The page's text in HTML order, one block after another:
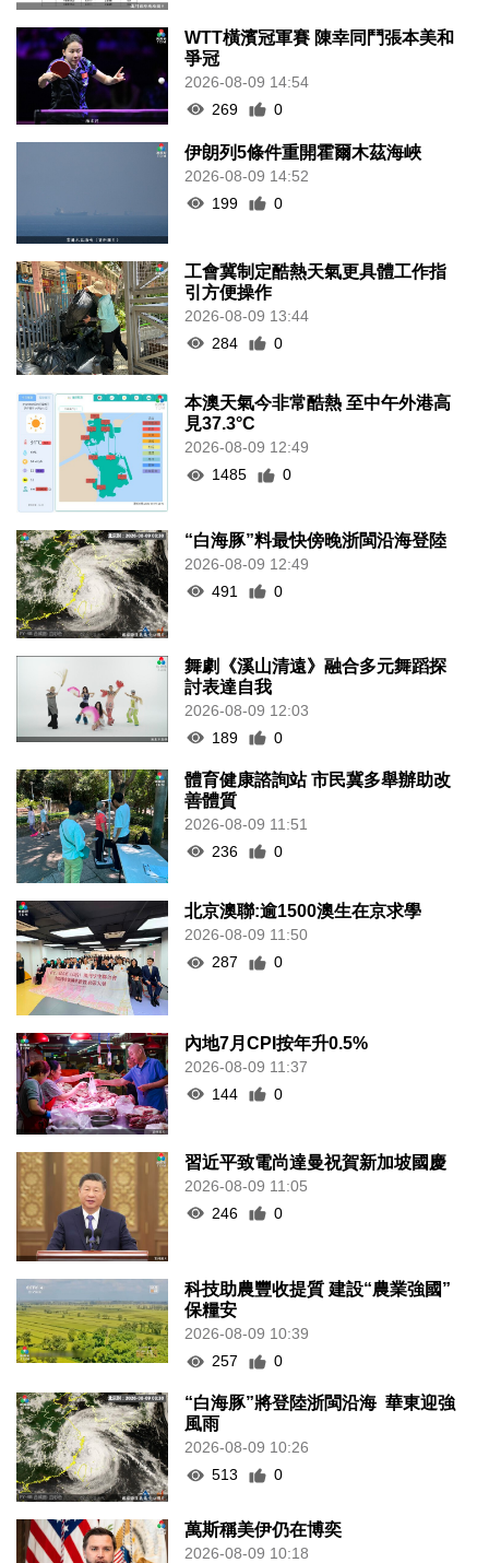
WTT橫濱冠軍賽 陳幸同鬥張本美和
爭冠
2026-08-09 14:54
269
0
伊朗列5條件重開霍爾木茲海峽
2026-08-09 14:52
199
0
工會冀制定酷熱天氣更具體工作指
引方便操作
2026-08-09 13:44
284
0
本澳天氣今非常酷熱 至中午外港高
見37.3°C
2026-08-09 12:49
1485
0
“白海豚”料最快傍晚浙閩沿海登陸
2026-08-09 12:49
491
0
舞劇《溪山清遠》融合多元舞蹈探
討表達自我
2026-08-09 12:03
189
0
體育健康諮詢站 市民冀多舉辦助改
善體質
2026-08-09 11:51
236
0
北京澳聯:逾1500澳生在京求學
2026-08-09 11:50
287
0
內地7月CPI按年升0.5%
2026-08-09 11:37
144
0
習近平致電尚達曼祝賀新加坡國慶
2026-08-09 11:05
246
0
科技助農豐收提質 建設“農業強國”
保糧安
2026-08-09 10:39
257
0
“白海豚”將登陸浙閩沿海 華東迎強
風雨
2026-08-09 10:26
513
0
萬斯稱美伊仍在博奕
2026-08-09 10:18